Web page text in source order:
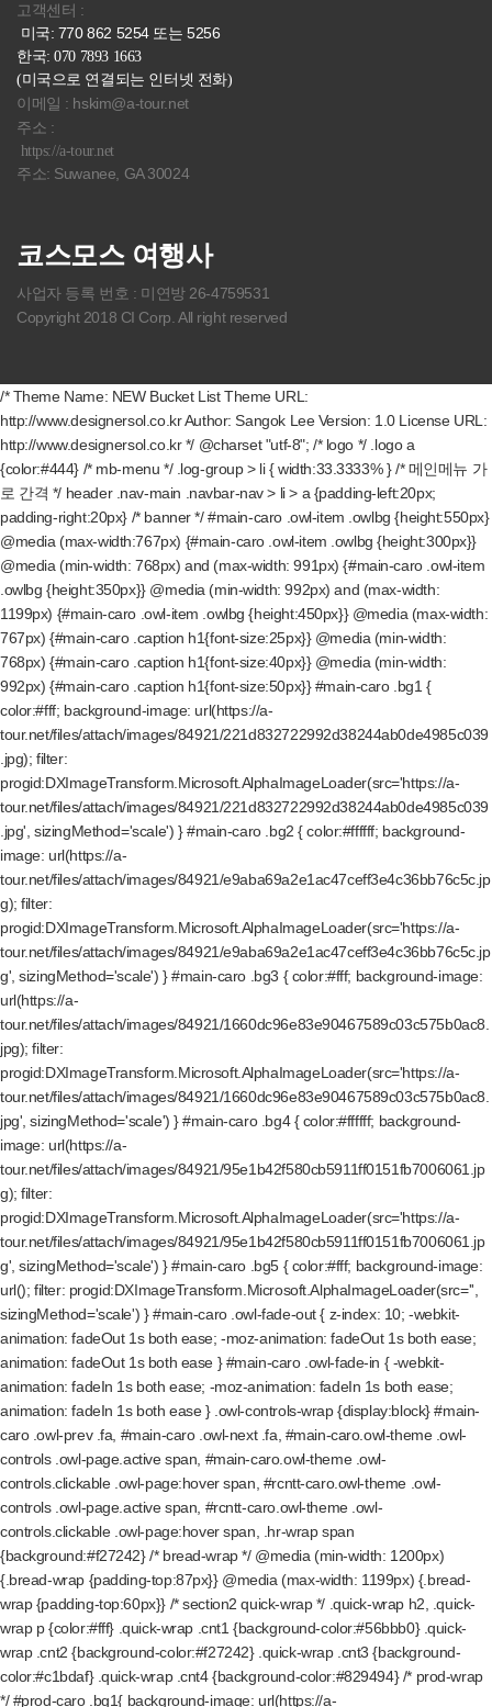
고객센터 :
미국: 770 862 5254 또는 5256
한국: 070 7893 1663
(미국으로 연결되는 인터넷 전화)
이메일 : hskim@a-tour.net
주소 :
https://a-tour.net
주소: Suwanee, GA 30024
코스모스 여행사
사업자 등록 번호 : 미연방 26-4759531
Copyright 2018 CI Corp. All right reserved
/* Theme Name: NEW Bucket List Theme URL:
http://www.designersol.co.kr Author: Sangok Lee Version: 1.0 License URL:
http://www.designersol.co.kr */ @charset "utf-8"; /* logo */ .logo a
{color:#444} /* mb-menu */ .log-group > li { width:33.3333% } /* 메인메뉴 가
로 간격 */ header .nav-main .navbar-nav > li > a {padding-left:20px;
padding-right:20px} /* banner */ #main-caro .owl-item .owlbg {height:550px}
@media (max-width:767px) {#main-caro .owl-item .owlbg {height:300px}}
@media (min-width: 768px) and (max-width: 991px) {#main-caro .owl-item
.owlbg {height:350px}} @media (min-width: 992px) and (max-width:
1199px) {#main-caro .owl-item .owlbg {height:450px}} @media (max-width:
767px) {#main-caro .caption h1{font-size:25px}} @media (min-width:
768px) {#main-caro .caption h1{font-size:40px}} @media (min-width:
992px) {#main-caro .caption h1{font-size:50px}} #main-caro .bg1 {
color:#fff; background-image: url(https://a-
tour.net/files/attach/images/84921/221d832722992d38244ab0de4985c039
.jpg); filter:
progid:DXImageTransform.Microsoft.AlphaImageLoader(src='https://a-
tour.net/files/attach/images/84921/221d832722992d38244ab0de4985c039
.jpg', sizingMethod='scale') } #main-caro .bg2 { color:#ffffff; background-
image: url(https://a-
tour.net/files/attach/images/84921/e9aba69a2e1ac47ceff3e4c36bb76c5c.jp
g); filter:
progid:DXImageTransform.Microsoft.AlphaImageLoader(src='https://a-
tour.net/files/attach/images/84921/e9aba69a2e1ac47ceff3e4c36bb76c5c.jp
g', sizingMethod='scale') } #main-caro .bg3 { color:#fff; background-image:
url(https://a-
tour.net/files/attach/images/84921/1660dc96e83e90467589c03c575b0ac8.
jpg); filter:
progid:DXImageTransform.Microsoft.AlphaImageLoader(src='https://a-
tour.net/files/attach/images/84921/1660dc96e83e90467589c03c575b0ac8.
jpg', sizingMethod='scale') } #main-caro .bg4 { color:#ffffff; background-
image: url(https://a-
tour.net/files/attach/images/84921/95e1b42f580cb5911ff0151fb7006061.jp
g); filter:
progid:DXImageTransform.Microsoft.AlphaImageLoader(src='https://a-
tour.net/files/attach/images/84921/95e1b42f580cb5911ff0151fb7006061.jp
g', sizingMethod='scale') } #main-caro .bg5 { color:#fff; background-image:
url(); filter: progid:DXImageTransform.Microsoft.AlphaImageLoader(src='',
sizingMethod='scale') } #main-caro .owl-fade-out { z-index: 10; -webkit-
animation: fadeOut 1s both ease; -moz-animation: fadeOut 1s both ease;
animation: fadeOut 1s both ease } #main-caro .owl-fade-in { -webkit-
animation: fadeIn 1s both ease; -moz-animation: fadeIn 1s both ease;
animation: fadeIn 1s both ease } .owl-controls-wrap {display:block} #main-
caro .owl-prev .fa, #main-caro .owl-next .fa, #main-caro.owl-theme .owl-
controls .owl-page.active span, #main-caro.owl-theme .owl-
controls.clickable .owl-page:hover span, #rcntt-caro.owl-theme .owl-
controls .owl-page.active span, #rcntt-caro.owl-theme .owl-
controls.clickable .owl-page:hover span, .hr-wrap span
{background:#f27242} /* bread-wrap */ @media (min-width: 1200px)
{.bread-wrap {padding-top:87px}} @media (max-width: 1199px) {.bread-
wrap {padding-top:60px}} /* section2 quick-wrap */ .quick-wrap h2, .quick-
wrap p {color:#fff} .quick-wrap .cnt1 {background-color:#56bbb0} .quick-
wrap .cnt2 {background-color:#f27242} .quick-wrap .cnt3 {background-
color:#c1bdaf} .quick-wrap .cnt4 {background-color:#829494} /* prod-wrap
*/ #prod-caro .bg1{ background-image: url(https://a-